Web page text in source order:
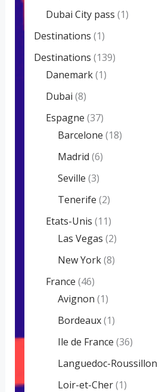
Dubai City pass (1)
Destinations (1)
Destinations (139)
Danemark(1)
Dubai (8)
Espagne (37)
Barcelone (18)
Madrid (6)
Seville (3)
Tenerife (2)
Etats-Unis (11)
Las Vegas (2)
New York(8)
France (46)
Avignon (1)
Bordeaux(1)
Ile de France (36)
Languedoc-Roussillon
Loir-et-Cher(1)